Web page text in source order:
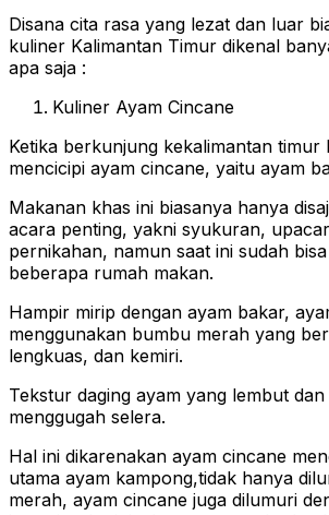
Disana cita rasa yang lezat dan luar
kuliner Kalimantan Timur dikenal
apa saja :
Kuliner Ayam Cincane
Ketika berkunjung kekalimantan timur
mencicipi ayam cincane, yaitu ayam
Makanan khas ini biasanya hanya
acara penting, yakni syukuran,
pernikahan, namun saat ini sudah
beberapa rumah makan.
Hampir mirip dengan ayam bakar,
menggunakan bumbu merah yang
lengkuas, dan kemiri.
Tekstur daging ayam yang lembut
menggugah selera.
Hal ini dikarenakan ayam cincane
utama ayam kampong,tidak hanya
merah, ayam cincane juga dilumuri